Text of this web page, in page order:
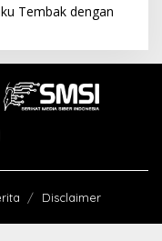
Tembak dengan
Disclaimer